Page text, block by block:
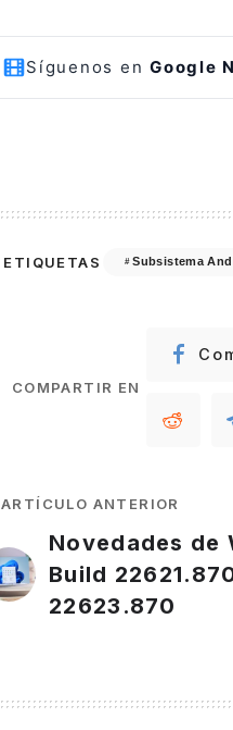
Síguenos en Google
ETIQUETAS Subsistema
COMPARTIR EN
ARTÍCULO ANTERIOR
Novedades de
Build
22623.870